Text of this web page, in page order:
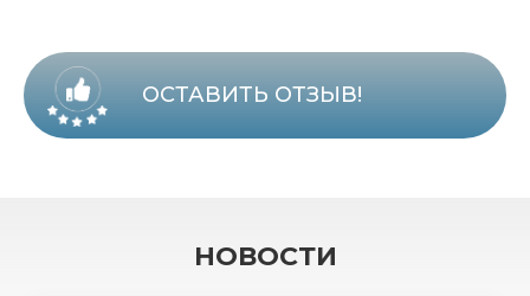
ОСТАВИТЬ ОТЗЫВ!
НОВОСТИ